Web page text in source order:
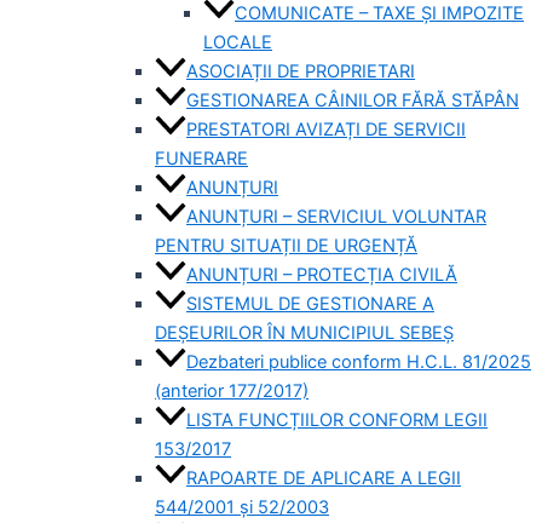
COMUNICATE – TAXE ȘI IMPOZITE
LOCALE
ASOCIAȚII DE PROPRIETARI
GESTIONAREA CÂINILOR FĂRĂ STĂPÂN
PRESTATORI AVIZAȚI DE SERVICII
FUNERARE
ANUNȚURI
ANUNȚURI – SERVICIUL VOLUNTAR
PENTRU SITUAȚII DE URGENȚĂ
ANUNȚURI – PROTECȚIA CIVILĂ
SISTEMUL DE GESTIONARE A
DEȘEURILOR ÎN MUNICIPIUL SEBEȘ
Dezbateri publice conform H.C.L. 81/2025
(anterior 177/2017)
LISTA FUNCȚIILOR CONFORM LEGII
153/2017
RAPOARTE DE APLICARE A LEGII
544/2001 și 52/2003